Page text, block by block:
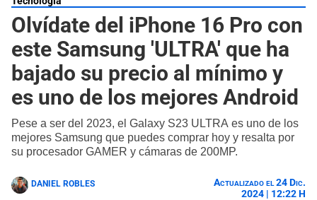
Olvídate del iPhone 16 Pro con
este Samsung 'ULTRA' que ha
bajado su precio al mínimo y
es uno de los mejores Android
Pese a ser del 2023, el Galaxy S23 ULTRA es uno de los
mejores Samsung que puedes comprar hoy y resalta por
su procesador GAMER y cámaras de 200MP.
DANIEL ROBLES
Actualizado el 24 Dic.
2024 | 12:22 H